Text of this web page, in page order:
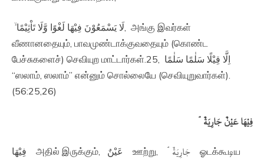
வீணானதையும், பாவமுண்டாக்குவதையும் (கொண்ட
பேச்சுகளைச்) செவியுற மாட்டார்கள்.25, اِلَّا قِيْلًا سَلٰمًا سَلٰمًا‏
“ஸலாம், ஸலாம்” என்னும் சொல்லையே (செவியுறுவார்கள்).
(56:25,26)
فِيْهَا عَيْنٌ جَارِيَةٌ‌ ۘ‏
فِيْهَا அதில் இருக்கும், عَيْنٌ ஊற்று, جَارِيَةٌ‌ ۘ‏ ஓடக்கூடிய